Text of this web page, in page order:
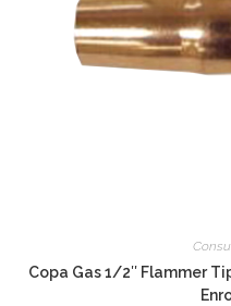
Copa Gas 1/2″ Flammer